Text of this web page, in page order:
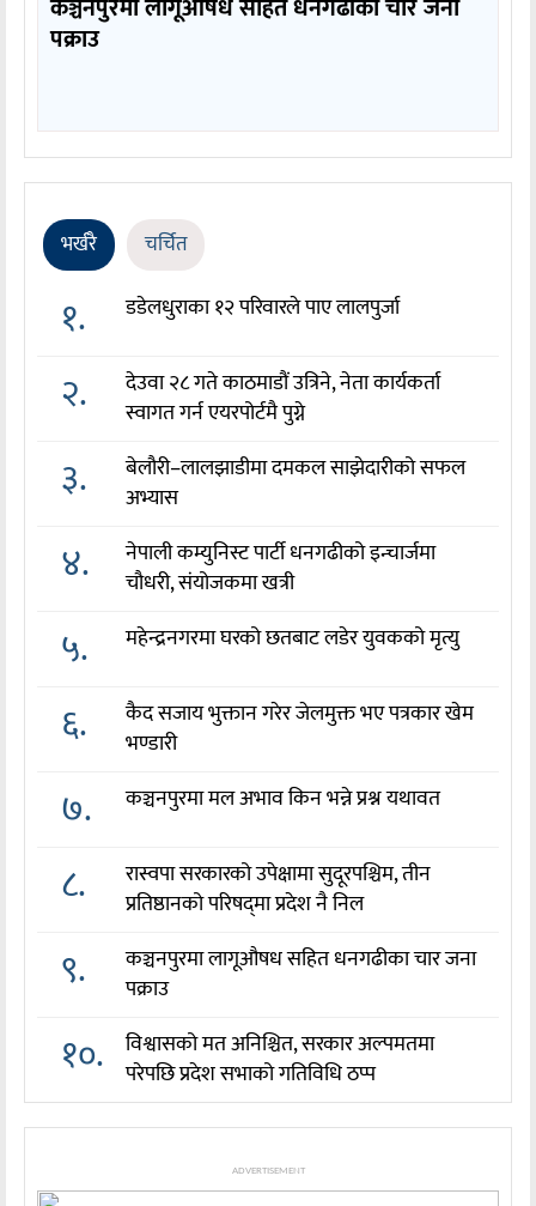
कञ्चनपुरमा लागूऔषध सहित धनगढीका चार जना
पक्राउ
भर्खरै चर्चित
१. डडेलधुराका १२ परिवारले पाए लालपुर्जा
२.
देउवा २८ गते काठमाडौं उत्रिने, नेता कार्यकर्ता
स्वागत गर्न एयरपोर्टमै पुग्ने
३.
बेलौरी–लालझाडीमा दमकल साझेदारीको सफल
अभ्यास
४.
नेपाली कम्युनिस्ट पार्टी धनगढीको इन्चार्जमा
चौधरी, संयोजकमा खत्री
५. महेन्द्रनगरमा घरको छतबाट लडेर युवकको मृत्यु
६.
कैद सजाय भुक्तान गरेर जेलमुक्त भए पत्रकार खेम
भण्डारी
७. कञ्चनपुरमा मल अभाव किन भन्ने प्रश्न यथावत
८.
रास्वपा सरकारको उपेक्षामा सुदूरपश्चिम, तीन
प्रतिष्ठानको परिषद्‌मा प्रदेश नै निल
९.
कञ्चनपुरमा लागूऔषध सहित धनगढीका चार जना
पक्राउ
१०.
विश्वासको मत अनिश्चित, सरकार अल्पमतमा
परेपछि प्रदेश सभाको गतिविधि ठप्प
ADVERTISEMENT